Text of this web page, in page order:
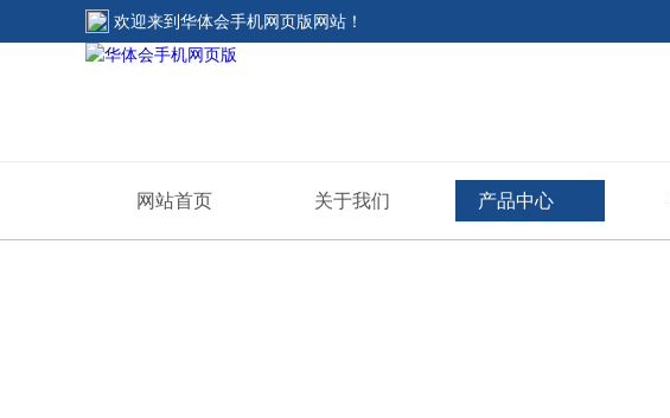
欢迎来到华体会手机网页版网站 ！
网站首页 关于我们 产品中心